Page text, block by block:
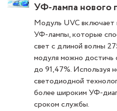
УФ-лампа нового
Модуль UVC включает
УФ-лампы, которые
свет с длиной волны
модуля можно достичь
до 91,47%. Используя
светодиодной
более широким УФ-
сроком службы.